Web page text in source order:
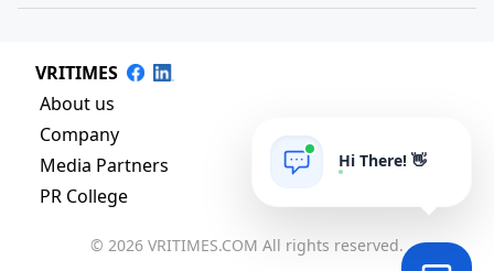
VRITIMES
About us
Company
Media Partners
PR College
© 2026 VRITIMES.COM All rights reserved.
Hi There! 👋